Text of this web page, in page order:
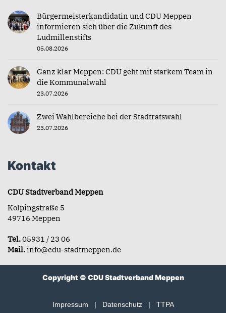
Bürgermeisterkandidatin und CDU Meppen
informieren sich über die Zukunft des
Ludmillenstifts
05.08.2026
Ganz klar Meppen: CDU geht mit starkem Team in
die Kommunalwahl
23.07.2026
Zwei Wahlbereiche bei der Stadtratswahl
23.07.2026
Kontakt
CDU Stadtverband Meppen
Kolpingstraße 5
49716 Meppen
Tel.05931 / 23 06
Mail.info@cdu-stadtmeppen.de
Copyright © CDU Stadtverband Meppen
Impressum | Datenschutz| TTPA